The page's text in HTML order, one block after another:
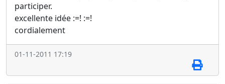
participer.
excellente idée :=! :=!
cordialement
01-11-2011 17:19